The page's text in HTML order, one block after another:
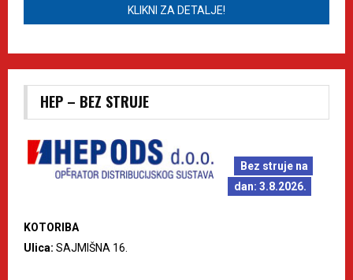
KLIKNI ZA DETALJE!
HEP – BEZ STRUJE
Bez struje na
dan: 3.8.2026.
KOTORIBA
Ulica: SAJMIŠNA 16.